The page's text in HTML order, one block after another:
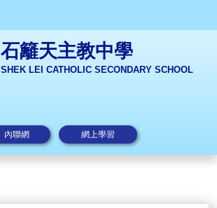
石籬天主教中學
SHEK LEI CATHOLIC SECONDARY SCHOOL
內聯網 網上學習